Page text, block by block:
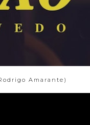
Amarante)